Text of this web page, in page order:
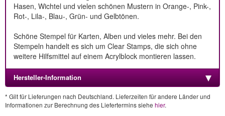
Hasen, Wichtel und vielen schönen Mustern in Orange-, Pink-,
Rot-, Lila-, Blau-, Grün- und Gelbtönen.
Schöne Stempel für Karten, Alben und vieles mehr. Bei den
Stempeln handelt es sich um Clear Stamps, die sich ohne
weitere Hilfsmittel auf einem Acrylblock montieren lassen.
Hersteller-Information
* Gilt für Lieferungen nach Deutschland. Lieferzeiten für andere Länder und
Informationen zur Berechnung des Liefertermins siehe hier.